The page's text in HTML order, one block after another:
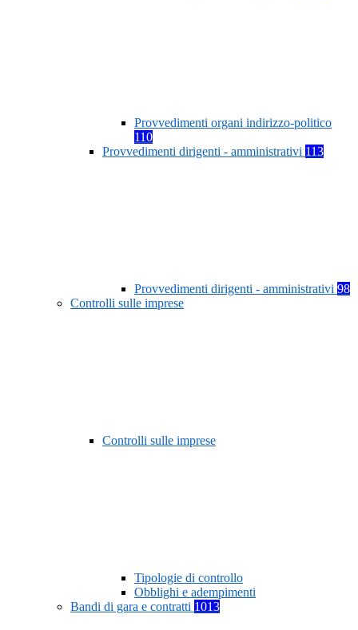
Provvedimenti organi indirizzo-politico
110
Provvedimenti dirigenti - amministrativi 113
Provvedimenti dirigenti - amministrativi 98
Controlli sulle imprese
Controlli sulle imprese
Tipologie di controllo
Obblighi e adempimenti
Bandi di gara e contratti 1013